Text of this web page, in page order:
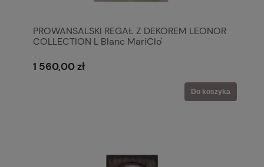
PROWANSALSKI REGAŁ Z DEKOREM LEONOR
COLLECTION L Blanc MariClo'
1 560,00 zł
Do koszyka